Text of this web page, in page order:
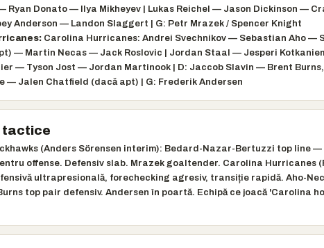
Ryan Donato — Ilya Mikheyev | Lukas Reichel — Jason Dickinson —
Anderson — Landon Slaggert | G: Petr Mrazek / Spencer Knight
Carolina Hurricanes: Andrei Svechnikov — Sebastian Aho —
— Martin Necas — Jack Roslovic | Jordan Staal — Jesperi
— Tyson Jost — Jordan Martinook | D: Jaccob Slavin — Brent
— Jalen Chatfield (dacă apt) | G: Frederik Andersen
tactice
(Anders Sörensen interim): Bedard-Nazar-Bertuzzi top line
offense. Defensiv slab. Mrazek goaltender. Carolina Hurricanes
ultrapresională, forechecking agresiv, transiție rapidă. Aho-
top pair defensiv. Andersen în poartă. Echipă ce joacă 'Carolina